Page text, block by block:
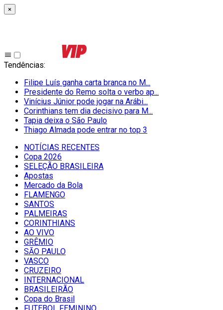
×
Tendências:
Filipe Luís ganha carta branca no M...
Presidente do Remo solta o verbo ap...
Vinícius Júnior pode jogar na Arábi...
Corinthians tem dia decisivo para M...
Tapia deixa o São Paulo
Thiago Almada pode entrar no top 3
NOTÍCIAS RECENTES
Copa 2026
SELEÇÃO BRASILEIRA
Apostas
Mercado da Bola
FLAMENGO
SANTOS
PALMEIRAS
CORINTHIANS
AO VIVO
GRÊMIO
SĀO PAULO
VASCO
CRUZEIRO
INTERNACIONAL
BRASILEIRÃO
Copa do Brasil